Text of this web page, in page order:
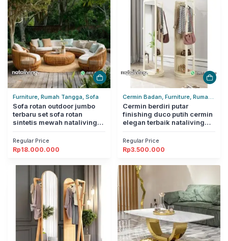
Furniture, Rumah Tangga, Sofa
Sofa rotan outdoor jumbo
terbaru set sofa rotan
sintetis mewah nataliving
Regular Price
Rp18.000.000
Cermin Badan, Furniture, Rumah
Tangga
Cermin berdiri putar
finishing duco putih cermin
elegan terbaik nataliving
Regular Price
Rp3.500.000